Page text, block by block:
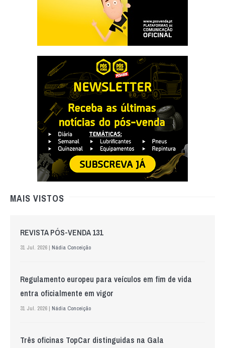
MAIS VISTOS
REVISTA PÓS-VENDA 131
31 Jul. 2026 | Nádia Conceição
Regulamento europeu para veículos em fim de vida
entra oficialmente em vigor
31 Jul. 2026 | Nádia Conceição
Três oficinas TopCar distinguidas na Gala